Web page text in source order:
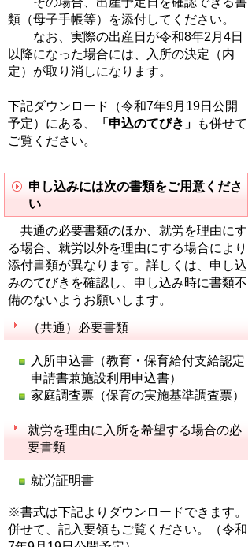
類（母子手帳等）を添付してください。
なお、実際の出産日が令和8年2月4日
以降になった場合には、入所の決定（内
定）が取り消しになります。
下記ダウンロード（令和7年9月19日公開
予定）にある、
「申込のてびき」
も併せて
ご覧ください。
申し込みには次の書類をご用意くださ
い
共通の必要書類のほか、就労を理由にす
る場合、就労以外を理由にする場合により
添付書類が異なります。詳しくは、申し込
みのてびきを確認し、申し込み時に書類不
備のないようお願いします。
（共通）必要書類
入所申込書（教育・保育給付支給認定
申請書兼施設利用申込書）
家庭調査票（保育の実施基準調査票）
就労を理由に入所を希望する場合の必
要書類
就労証明書
※書式は下記よりダウンロードできます。
併せて、記入要領もご覧ください。（令和